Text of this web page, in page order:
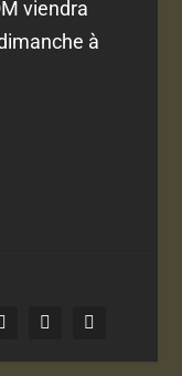
viendra
à